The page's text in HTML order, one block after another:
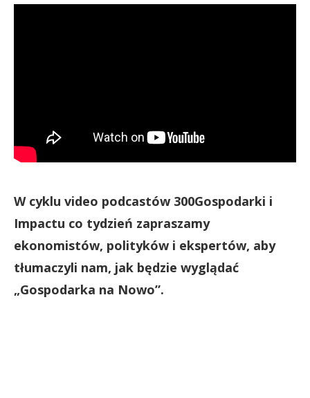
W cyklu video podcastów 300Gospodarki i
Impactu co tydzień zapraszamy
ekonomistów, polityków i ekspertów, aby
tłumaczyli nam, jak będzie wyglądać
„Gospodarka na Nowo”.